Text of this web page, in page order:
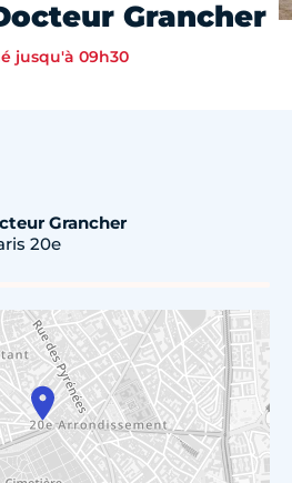
Grancher
jusqu'à 09h30
Grancher
20e